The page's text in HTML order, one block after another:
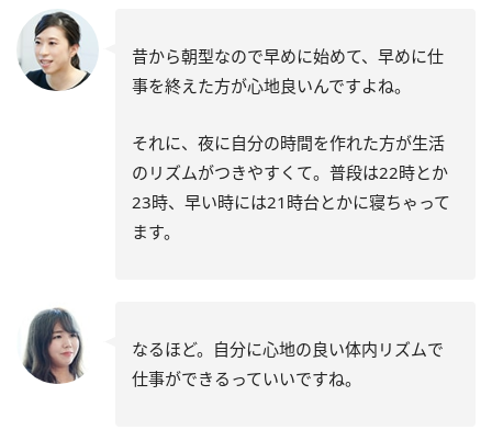
昔から朝型なので早めに始めて、早めに仕
事を終えた方が心地良いんですよね。
それに、夜に自分の時間を作れた方が生活
のリズムがつきやすくて。普段は22時とか
23時、早い時には21時台とかに寝ちゃって
ます。
なるほど。自分に心地の良い体内リズムで
仕事ができるっていいですね。